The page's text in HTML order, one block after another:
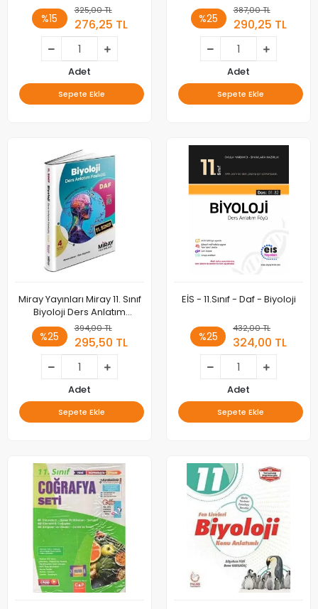
%15
325,00 TL
276,25 TL
Adet
Sepete Ekle
Bankası
%25
387,00 TL
290,25 TL
Adet
Sepete Ekle
Miray Yayınları Miray 11. Sınıf
Biyoloji Ders Anlatım
Fasikülleri
%25
394,00 TL
295,50 TL
Adet
Sepete Ekle
EİS - 11.Sınıf - Daf - Biyoloji
%25
432,00 TL
324,00 TL
Adet
Sepete Ekle